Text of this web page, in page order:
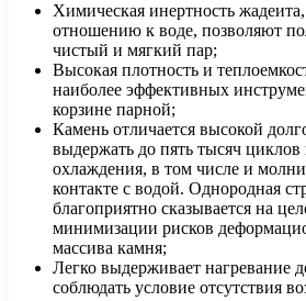
Химическая инертность
отношению к воде, позволяют
чистый и мягкий пар;
Высокая плотность и
наиболее эффективных
корзине парной;
Камень отличается высокой
выдержать до пять тысяч циклов
охлаждения, в том числе и
контакте с водой. Однородная
благоприятно сказывается на
минимизации рисков
массива камня;
Легко выдерживает нагревание
соблюдать условие отсутствия